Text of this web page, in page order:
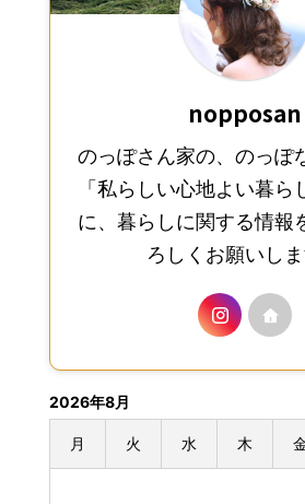
nopposan
のっぽさん家の、のっぽ
「私らしい心地よい暮ら
に、暮らしに関する情報
ろしくお願いし
2026年8月
月 火 水 木